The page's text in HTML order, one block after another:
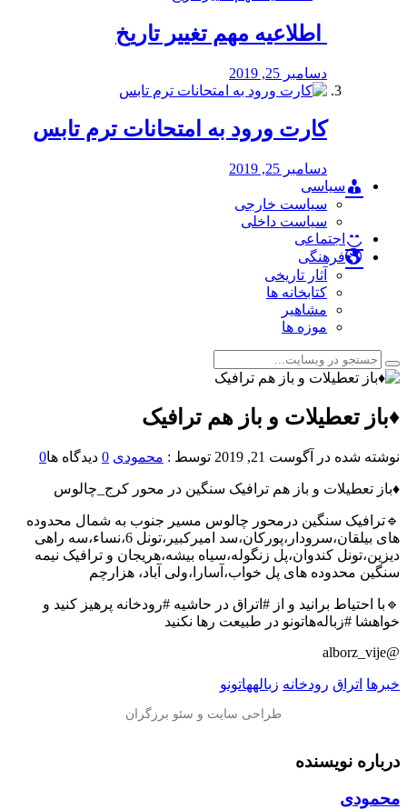
️ اطلاعیه مهم تغییر تاریخ
دسامبر 25, 2019
کارت ورود به امتحانات ترم تابس
دسامبر 25, 2019
سیاسی
سیاست خارجی
سیاست داخلی
اجتماعی
فرهنگی
آثار تاریخی
کتابخانه ها
مشاهیر
موزه ها
♦️باز تعطیلات و باز هم ترافیک
نوشته شده در آگوست 21, 2019 توسط : محمودی 0 دیدگاه ها0
♦️باز تعطیلات و باز هم ترافیک سنگین در محور کرج_چالوس
🔹ترافیک سنگین درمحور چالوس مسیر جنوب به شمال محدوده
های بیلقان،سرودار،پورکان،سد امیرکبیر،تونل 6،نساء،سه راهی
دیزین،تونل کندوان،پل زنگوله،سیاه بیشه،هریجان و ترافیک نیمه
سنگین محدوده های پل خواب،آسارا،ولی آباد، هزارچم
🔹با احتیاط برانید و از #اتراق در حاشیه #رودخانه پرهیز کنید و
خواهشا #زباله‌هاتونو در طبیعت رها نکنید
@alborz_vije
خبرها اتراق رودخانه زبالههاتونو
درباره نویسنده
محمودی